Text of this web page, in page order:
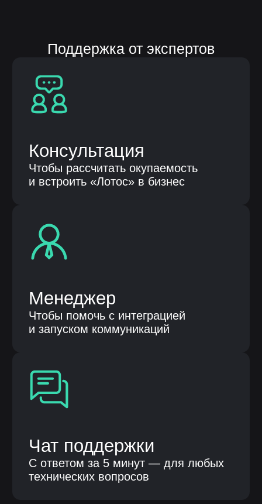
Продукты
Автоматизация бизнес процессов
Бережливые технологии
Клиентам
О компании
Общество с ограниченной
ответственностью «НЕЛУМБО-
АВТОМАТИЗАЦИЯ»
ООО «НЕЛУМБО-АВТОМАТИЗАЦИЯ»
ИНН: 5256214441
ОКВЭД 62.01 «Разработка
компьютерного программного
обеспечения», 62.02, 62.03, 62.09, 63.11
Код 1.01 в соответствии с Приказом Минцифры
России от 11.05.2023 № 449 «Разработка,
данных»
Контактные лица
Терентьева Оксана Александровна
8 986 759 15 41
Парубенко Григорий Николаевич
© Все права защищены
Политика конфиденциальности